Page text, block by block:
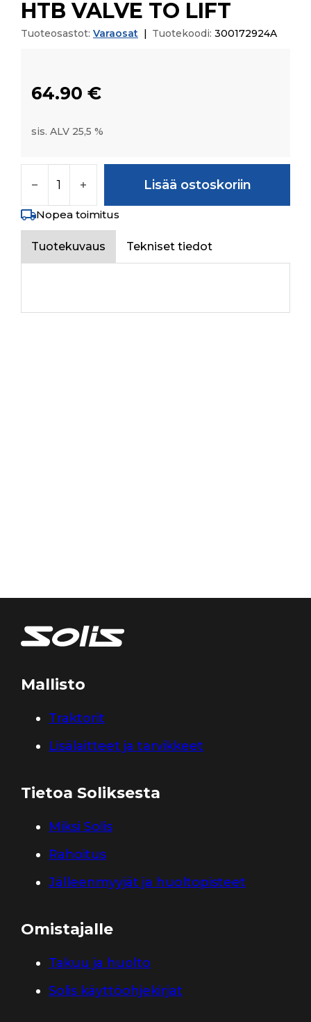
HTB VALVE TO LIFT
Tuoteosastot: Varaosat Tuotekoodi: 300172924A
64.90 €
sis. ALV 25,5 %
Lisää ostoskoriin
Nopea toimitus
Tuotekuvaus Tekniset tiedot
Mallisto
Traktorit
Lisälaitteet ja tarvikkeet
Tietoa Soliksesta
Miksi Solis
Rahoitus
Jälleenmyyjät ja huoltopisteet
Omistajalle
Takuu ja huolto
Solis käyttöohjekirjat